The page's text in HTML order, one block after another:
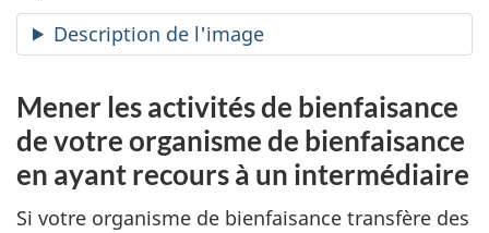
Description de l'image
Mener les activités de bienfaisance
de votre organisme de bienfaisance
en ayant recours à un intermédiaire
Si votre organisme de bienfaisance transfère des